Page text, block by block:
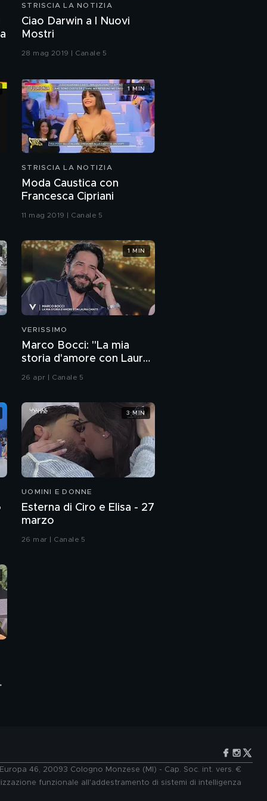
STRISCIA LA NOTIZIA
Ciao Darwin a I Nuovi
Mostri
28 mag 2019 | Canale 5
STRISCIA LA NOTIZIA
Moda Caustica con
Francesca Cipriani
11 mag 2019 | Canale 5
1 MIN
VERISSIMO
Marco Bocci: "La mia
storia d'amore con Laura
Chiatti"
26 apr | Canale 5
1 MIN
UOMINI E DONNE
Esterna di Ciro e Elisa - 27
marzo
26 mar | Canale 5
3 MIN
46, 20093 Cologno Monzese (MI) - Cap. Soc. int. vers. €
funzionale all'addestramento di sistemi di intelligenza